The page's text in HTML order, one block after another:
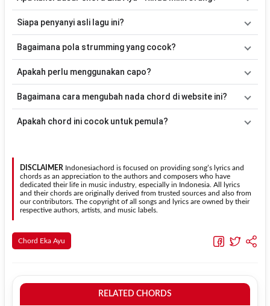
Am, B, A#. Versi chord ini telah disederhanakan sehingga lebih
memainkan lagu ini.
Siapa penyanyi asli lagu ini?
Ayu. Pada halaman ini tersedia versi chord gitar yang lebih mudah
Bagaimana pola strumming yang cocok?
acuan, kamu dapat menggunakan pola
laguRindu Milik Orang.
Apakah perlu menggunakan capo?
kunci dasarEm. Jika ingin mengikuti nada asli penyanyi, kamu
sesuai kebutuhan.
Bagaimana cara mengubah nada chord di website ini?
Transpose (bawah)untuk menurunkan nada. Seluruh chord akan
Apakah chord ini cocok untuk pemula?
dipelajari oleh pemula tanpa menghilangkan struktur dasar lagu.
DISCLAIMER Indonesiachord is focused on providing song’s lyrics and
chords as an appreciation to the authors and composers who have
dedicated their life in music industry, especially in Indonesia. All lyrics
and their chords are originally derived from trusted sources and also from
our contributors. The copyright of all songs and lyrics are owned by their
respective authors, artists, and music labels.
Chord Eka Ayu
RELATED CHORDS